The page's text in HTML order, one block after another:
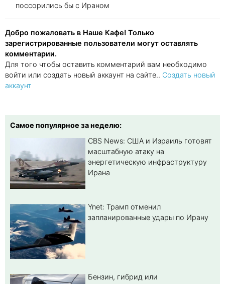
поссорились бы с Ираном
Добро пожаловать в Наше Кафе! Только
зарегистрированные пользователи могут оставлять
комментарии.
Для того чтобы оставить комментарий вам необходимо
войти или создать новый аккаунт на сайте.. Создать новый
аккаунт
Самое популярное за неделю:
CBS News: США и Израиль готовят
масштабную атаку на
энергетическую инфраструктуру
Ирана
Ynet: Трамп отменил
запланированные удары по Ирану
Бензин, гибрид или